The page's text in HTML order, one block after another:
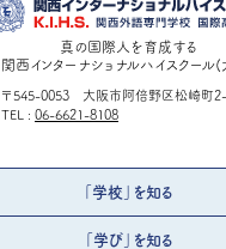
真の国際人を育成する
関西インターナショナルハイスクール
〒545-0053 大阪市阿倍野区松崎町
TEL
06-6621-8108
「学校」を知る
「学び」を知る